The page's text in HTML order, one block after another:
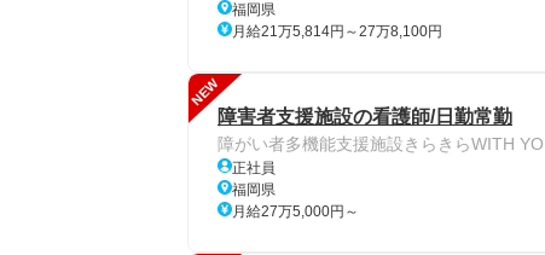
福岡県
月給21万5,814円～27万8,100円
NEW
障害者支援施設の看護師/日勤常勤
障がい者多機能支援施設きらきらWITH
正社員
福岡県
月給27万5,000円～